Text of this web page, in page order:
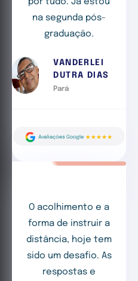
na segunda pós-
graduação.
VANDERLEI
DUTRA DIAS
Pará
O acolhimento e a
forma de instruir a
distância, hoje tem
sido um desafio. As
respostas e